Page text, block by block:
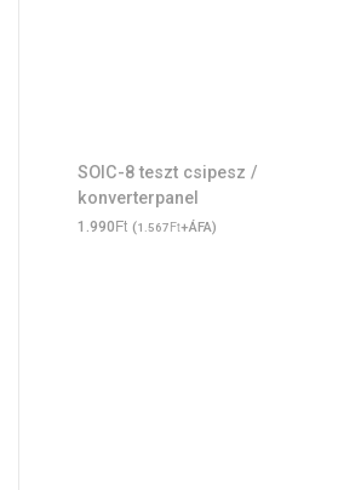
SOIC-8 teszt csipesz /
konverterpanel
1.990Ft (1.567Ft+ÁFA)